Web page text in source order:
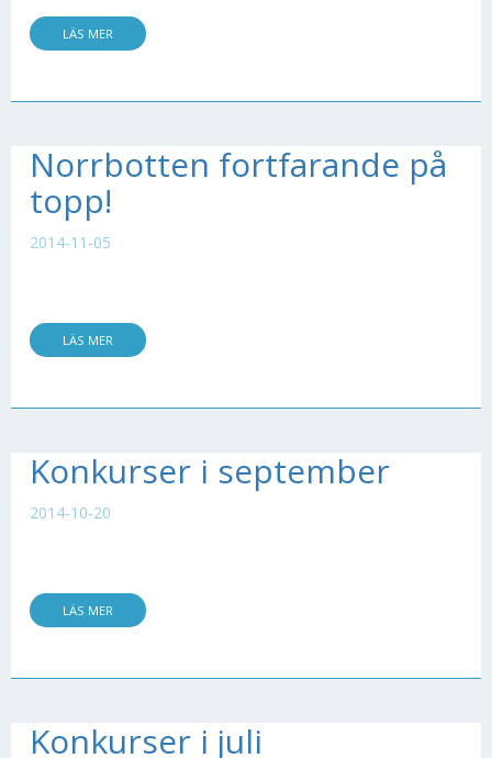
LÄS MER
Norrbotten fortfarande på
topp!
2014-11-05
LÄS MER
Konkurser i september
2014-10-20
LÄS MER
Konkurser i juli